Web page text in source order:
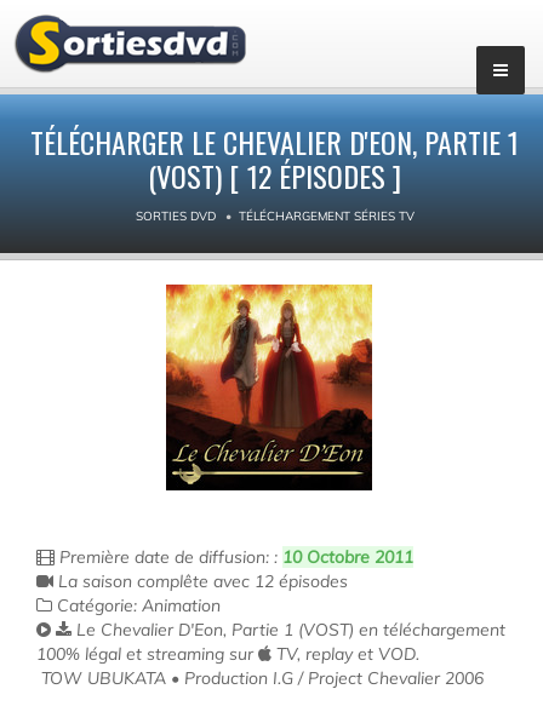
TÉLÉCHARGER LE CHEVALIER D'EON, PARTIE 1
(VOST) [ 12 ÉPISODES ]
SORTIES DVD TÉLÉCHARGEMENT SÉRIES TV
Première date de diffusion: : 10 Octobre 2011
La saison complête avec 12 épisodes
Catégorie: Animation
Le Chevalier D'Eon, Partie 1 (VOST) en téléchargement
100% légal et streaming sur
TV, replay et VOD.
TOW UBUKATA • Production I.G / Project Chevalier 2006